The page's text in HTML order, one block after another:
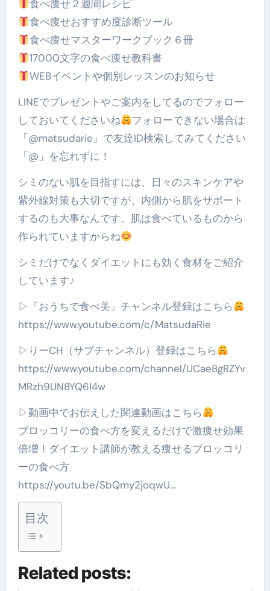
食べ痩せ２週間レシピ
食べ痩せおすすめ度診断 ツール
食べ痩せマスターワークブック６冊
17000文字の食べ痩せ教科書
WEBイベントや個別レッスンのお知らせ
LINEでプレゼントやご案内をしてるのでフォロー
しておいてくださいね
フォローできない場合は
「@matsudarie」で友達ID検索してみてください
「@」を忘れずに！
シミのない肌を目指すには、日々のスキンケアや
紫外線対策も大切ですが、内側から肌をサポート
するのも大事なんです。肌は食べているものから
作られていますからね
シミだけでなくダイエットにも効く食材をご紹介
しています♪
▷『おうちで食べ美』チャンネル登録はこちら
https://www.youtube.com/c/MatsudaRie
▷りーCH（サブチャンネル）登録はこちら
https://www.youtube.com/channel/UCae8gRZYv
MRzh9UN8YQ6l4w
▷動画中でお伝えした関連動画はこちら
ブロッコリーの食べ方を変えるだけで激痩せ効果
倍増！ダイエット講師が教える痩せるブロッコリ
ーの食べ方
https://youtu.be/SbQmy2joqwU…
目次
Related posts: